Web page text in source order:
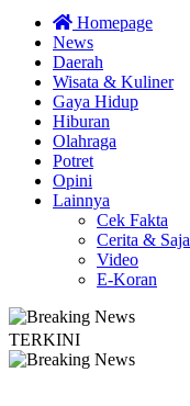
Homepage
News
Daerah
Wisata & Kuliner
Gaya Hidup
Hiburan
Olahraga
Potret
Opini
Lainnya
Cek Fakta
Cerita &
Video
E-Koran
TERKINI